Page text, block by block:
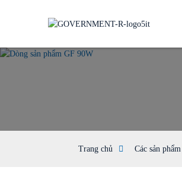
Trang chủ Các sản phẩm